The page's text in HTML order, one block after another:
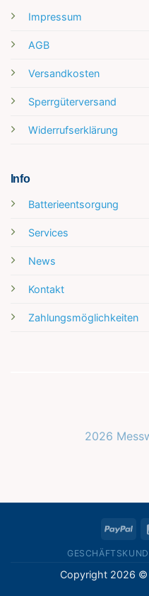
Impressum
AGB
Versandkosten
Sperrgüterversand
Widerrufserklärung
Info
Batterieentsorgung
Services
News
Kontakt
Zahlungsmöglichkeiten
2026
Copyright 2026 ©